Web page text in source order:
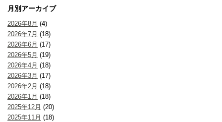
月別アーカイブ
2026年8月 (4)
2026年7月 (18)
2026年6月 (17)
2026年5月 (19)
2026年4月 (18)
2026年3月 (17)
2026年2月 (18)
2026年1月 (18)
2025年12月 (20)
2025年11月 (18)